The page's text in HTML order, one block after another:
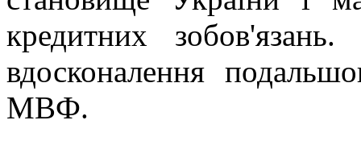
кредитних
вдосконалення
МВФ.